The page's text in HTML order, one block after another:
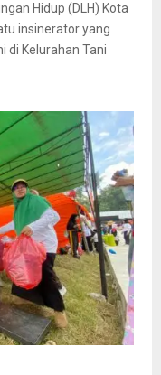
Hidup (DLH) Kota
insinerator yang
di Kelurahan Tani